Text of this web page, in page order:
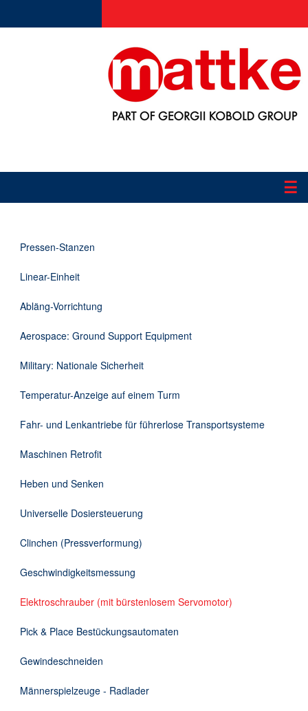
☰
Applikationen
Informationen
Downloads
Kontakt
Pressen-Stanzen
Linear-Einheit
Abläng-Vorrichtung
Aerospace: Ground Support Equipment
Military: Nationale Sicherheit
Temperatur-Anzeige auf einem Turm
Fahr- und Lenkantriebe für führerlose Transportsysteme
Maschinen Retrofit
Heben und Senken
Universelle Dosiersteuerung
Clinchen (Pressverformung)
Geschwindigkeitsmessung
Elektroschrauber (mit bürstenlosem Servomotor)
Pick & Place Bestückungsautomaten
Gewindeschneiden
Männerspielzeuge - Radlader